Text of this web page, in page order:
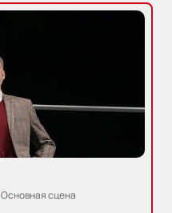
Основная сцена